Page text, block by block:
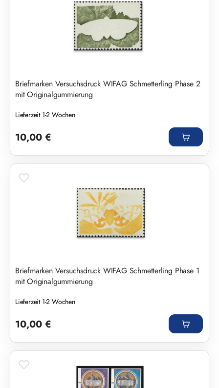
Briefmarken Versuchsdruck WIFAG Schmetterling Phase 2
mit Originalgummierung
Lieferzeit 1-2 Wochen
10,00 €
Briefmarken Versuchsdruck WIFAG Schmetterling Phase 1
mit Originalgummierung
Lieferzeit 1-2 Wochen
10,00 €